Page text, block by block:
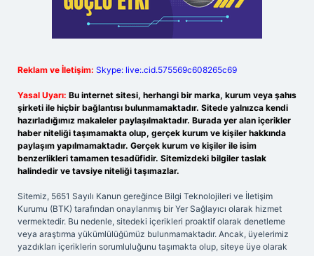
Reklam ve İletişim: Skype: live:.cid.575569c608265c69
Yasal Uyarı: Bu internet sitesi, herhangi bir marka, kurum veya şahıs
şirketi ile hiçbir bağlantısı bulunmamaktadır. Sitede yalnızca kendi
hazırladığımız makaleler paylaşılmaktadır. Burada yer alan içerikler
haber niteliği taşımamakta olup, gerçek kurum ve kişiler hakkında
paylaşım yapılmamaktadır. Gerçek kurum ve kişiler ile isim
benzerlikleri tamamen tesadüfidir. Sitemizdeki bilgiler taslak
halindedir ve tavsiye niteliği taşımazlar.
Sitemiz, 5651 Sayılı Kanun gereğince Bilgi Teknolojileri ve İletişim
Kurumu (BTK) tarafından onaylanmış bir Yer Sağlayıcı olarak hizmet
vermektedir. Bu nedenle, sitedeki içerikleri proaktif olarak denetleme
veya araştırma yükümlülüğümüz bulunmamaktadır. Ancak, üyelerimiz
yazdıkları içeriklerin sorumluluğunu taşımakta olup, siteye üye olarak